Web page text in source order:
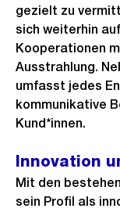
gezielt zu
sich weiterhin
Kooperationen
Ausstrahlung.
umfasst jedes
kommunikative
Kund*innen.
Innovation
Mit den
sein Profil als